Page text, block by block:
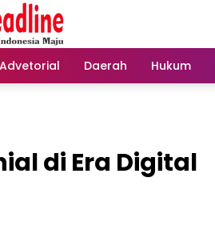
Advetorial Daerah Hukum
di Era Digital